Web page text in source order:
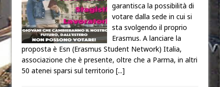
garantisca la possibilità di
votare dalla sede in cui si
sta svolgendo il proprio
Erasmus. A lanciare la
proposta è Esn (Erasmus Student Network) Italia,
associazione che è presente, oltre che a Parma, in altri
50 atenei sparsi sul territorio [...]